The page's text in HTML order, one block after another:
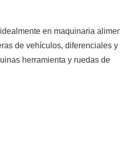
en maquinaria
de vehículos, diferenciales y
herramienta y ruedas de